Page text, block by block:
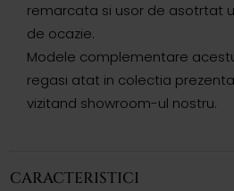
remarcata si usor de asotrtat
de ocazie.
Modele complementare
regasi atat in colectia
vizitand showroom-ul nostru.
CARACTERISTICI